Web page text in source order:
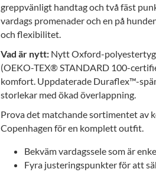
greppvänligt handtag och två fäst
vardags promenader och en på
och flexibilitet.
Vad är nytt: Nytt Oxford-
(OEKO-TEX® STANDARD 100-
komfort. Uppdaterade Duraflex™-
storlekar med ökad överlappning.
Prova det matchande sortimentet av
Copenhagen för en komplett outfit.
Bekväm vardagssele som är
Fyra justeringspunkter för att